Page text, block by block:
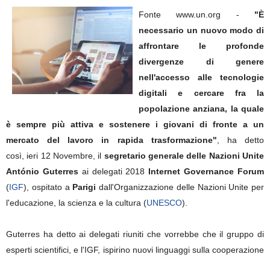
Fonte www.un.org - "È
necessario un nuovo modo di
affrontare le profonde
divergenze di genere
nell'accesso alle tecnologie
digitali e cercare fra la
popolazione anziana, la quale
è sempre più attiva e sostenere i giovani di fronte a un
mercato del lavoro in rapida trasformazione" , ha detto
così, ieri 12 Novembre, il segretario generale delle Nazioni Unite
António Guterresai delegati 2018 Internet Governance Forum
(IGF), ospitato a Parigi dall'Organizzazione delle Nazioni Unite per
l'educazione, la scienza e la cultura (UNESCO).
Guterres ha detto ai delegati riuniti che vorrebbe che il gruppo di
esperti scientifici, e l'IGF, ispirino nuovi linguaggi sulla cooperazione